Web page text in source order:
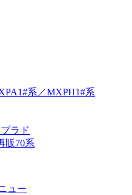
系／MXPH1#系
ラド
販70系
ュー